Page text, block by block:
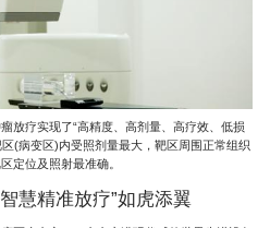
放疗实现了“高精度、高剂量、高疗效、低损
(病变区)内受照剂量最大，靶区周围正常组织
定位及照射最准确。
慧精准放疗”如虎添翼‍